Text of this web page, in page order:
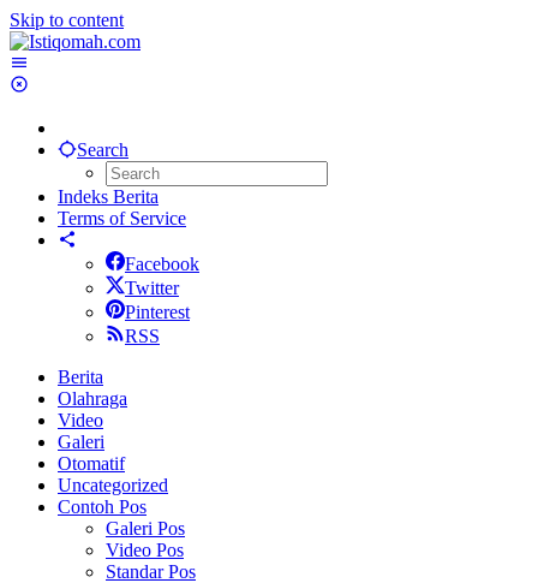
Skip to content
Search
Indeks Berita
Terms of Service
Facebook
Twitter
Pinterest
RSS
Berita
Olahraga
Video
Galeri
Otomatif
Uncategorized
Contoh Pos
Galeri Pos
Video Pos
Standar Pos